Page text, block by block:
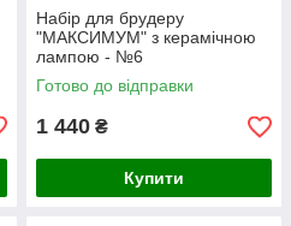
Набір для брудеру
"МАКСИМУМ" з керамічною
лампою - №6
Готово до відправки
1 440 ₴
Купити